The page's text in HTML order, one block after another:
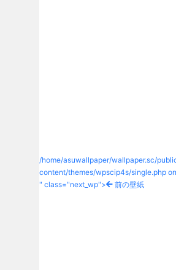
/home/asuwallpaper/wallpaper.sc/
content/themes/wpscip4s/single.php
" class="next_wp">
前の壁紙